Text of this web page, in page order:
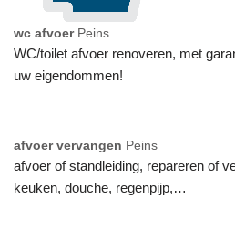
wc afvoer Peins
WC/toilet afvoer renoveren, met
uw eigendommen!
afvoer vervangen Peins
afvoer of standleiding, repareren of
keuken, douche, regenpijp,…